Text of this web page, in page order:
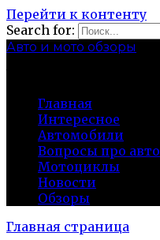
Перейти к контенту
Search for:
Авто и мото обзоры
Главная
Интересное
Автомобили
Вопросы про авто
Мотоциклы
Новости
Обзоры
Главная страница